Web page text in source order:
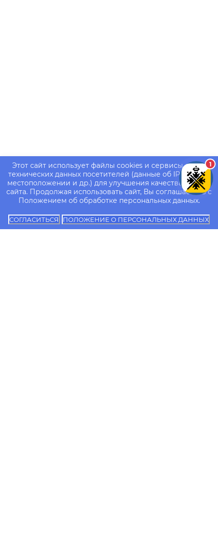
Этот сайт использует файлы cookies и сервисы сбора
технических данных посетителей (данные об IP-адресе,
местоположении и др.) для улучшения качества работы
сайта. Продолжая использовать сайт, Вы соглашаетесь с
Положением об обработке персональных данных.
СОГЛАСИТЬСЯ ПОЛОЖЕНИЕ О ПЕРСОНАЛЬНЫХ ДАННЫХ
1